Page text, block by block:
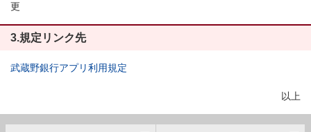
更
3.規定リンク先
武蔵野銀行アプリ利用規定
以上